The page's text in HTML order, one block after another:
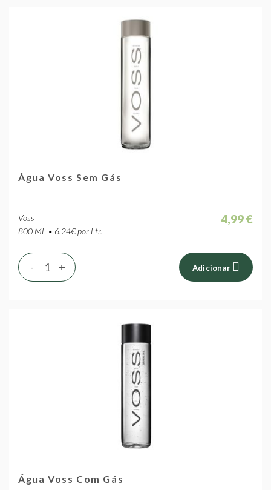
Água Voss Sem Gás
Voss
800 ML • 6.24€ por Ltr.
4,99 €
+
- Adicionar
Água Voss Com Gás